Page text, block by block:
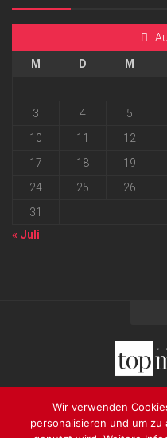
M D M
3
4 5
10
11 12
17
18 19
24
25 26
31
« Juli
2026 progressmedia Verlag
Landstraße
Wir verwenden
personalisieren und um